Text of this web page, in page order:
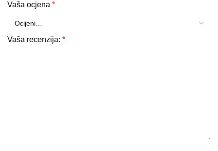
Vaša ocjena *
Vaša recenzija: *